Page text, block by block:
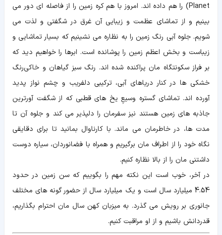
Planet) را هم داده اند. امروز با هم کره زمین را از فاصله ای دور می
بینیم و از تماشای عظمت و زیبایی آن غرق در شگفتی و لذت می
شویم. جلوه آبی رنگ زمین را به نظاره می نشینیم که بسیار تماشایی و
زیباست و بخش اعظم زمین را پوشانده است. ابرها را خواهیم دید که
بر فراز سکونتگاه مان پراکنده شده اند. رنگ سبز گیاهان و خاکی‌رنگ
خشکی ها در کنار دریاهای آبی، ترکیبی دلفریب و چشم نواز پدید
آورده اند. تماشای گستره وسیعِ یخ های قطبی که از شگفت آورترین
جاذبه های زمین هستند نیز سفرمان را دلپذیر می کند و جلوه آن تا
مدت ها، در خاطرمان می ماند. با کارناوال بمانید تا برای دقایقی
نگاه خود را از اطراف مان برگیریم و همراه با فضانوردان، سیاره دوست
داشتنی مان را از بالا نظاره کنیم.
در آخر، خوب است این نکته مهم را بگوییم که سن زمین در حدود
4.54 میلیارد سال است و یک میلیارد سال از حضور گونه های مختلف
جانوری بر رویش می گذرد. به میزبان کهن سال مان احترام بگذاریم،
قدردانش باشیم و از او مراقبت کنیم.